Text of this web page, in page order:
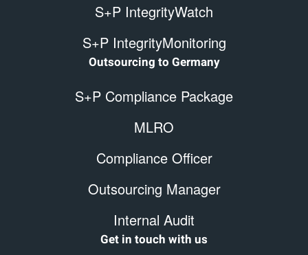
S+P IntegrityWatch
S+P IntegrityMonitoring
Outsourcing to Germany
S+P Compliance Package
MLRO
Compliance Officer
Outsourcing Manager
Internal Audit
Get in touch with us